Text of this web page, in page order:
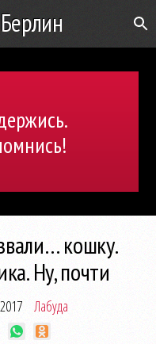
кошку.
Ну, почти
Лабуда